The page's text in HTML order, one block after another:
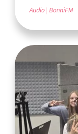
Audio BonniFM